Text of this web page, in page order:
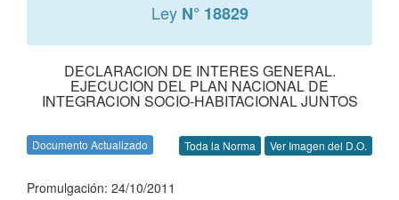
Ley N° 18829
DECLARACION DE INTERES GENERAL.
EJECUCION DEL PLAN NACIONAL DE
INTEGRACION SOCIO-HABITACIONAL JUNTOS
Documento Actualizado Toda la Norma Ver Imagen del D.O.
Promulgación: 24/10/2011